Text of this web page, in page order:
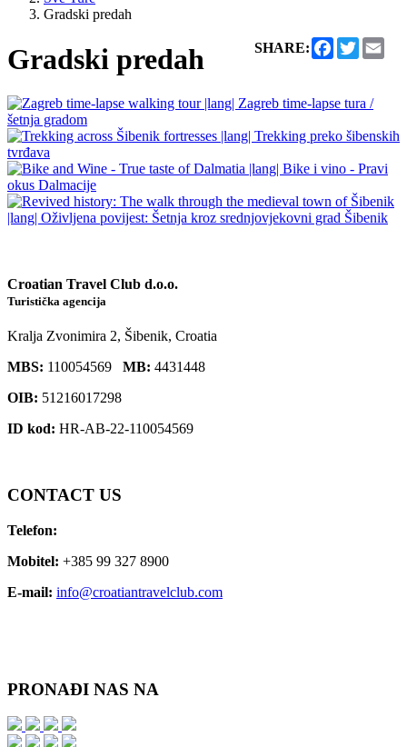
Gradski predah
SHARE: Facebook
Twitter
Gradski predah
Croatian Travel Club d.o.o.
Turistička agencija
Kralja Zvonimira 2, Šibenik, Croatia
MBS: 110054569 MB: 4431448
OIB: 51216017298
ID kod: HR-AB-22-110054569
CONTACT US
Telefon:
Mobitel: +385 99 327 8900
E-mail: info@croatiantravelclub.com
PRONAĐI NAS NA